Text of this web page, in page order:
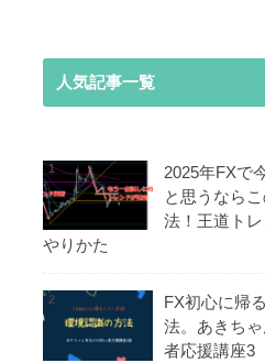
人気記事一覧
2025年FXで
と思うなら
法！王道ト
やりかた
FX初心に帰
法。あきち
者応援講座3